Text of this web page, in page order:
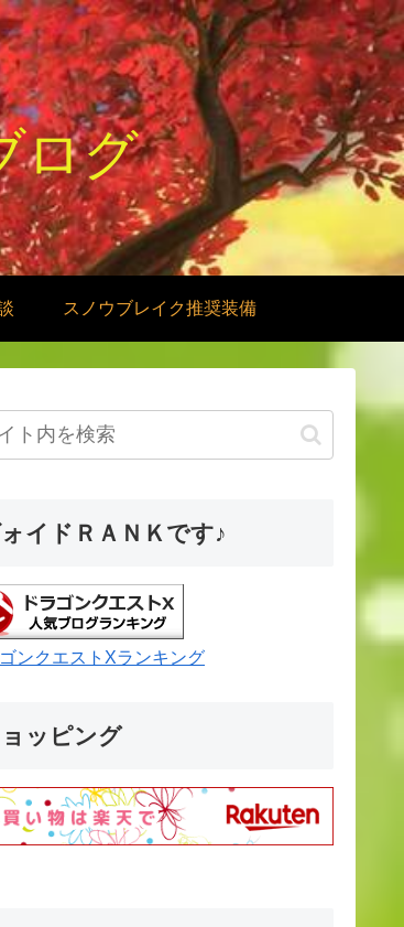
ログ
スノウブレイク推奨装備
イドＲＡＮＫです♪
ンクエストXランキング
ッピング